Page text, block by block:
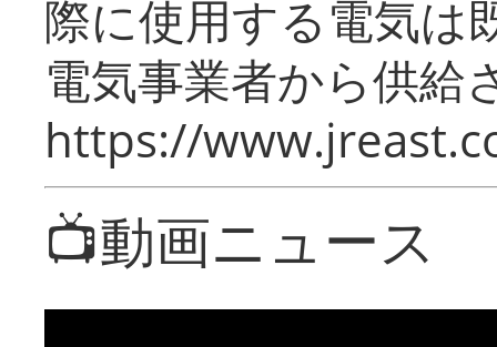
際に使用する電気は
電気事業者から供給
https://
📺動画ニュース